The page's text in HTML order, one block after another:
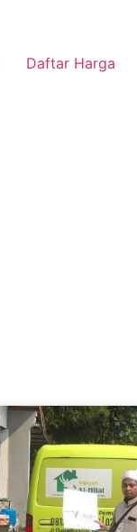
Daftar Harga